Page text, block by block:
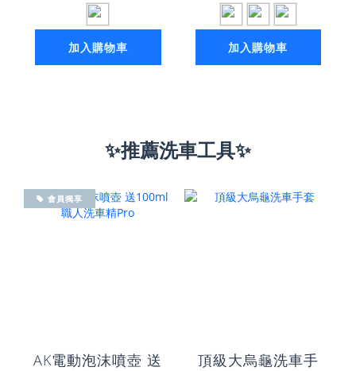
加入購物車 加入購物車
✨推薦洗車工具✨
會員獨享
AK電動泡沫噴壺 送
頂級大烏龜洗車手